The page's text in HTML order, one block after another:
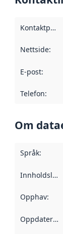
Kontaktpunkt
Nettside:
E-post:
Telefon:
Om
Språk:
Innholdsleverandører
Opphav:
Oppdateringsfrekvens